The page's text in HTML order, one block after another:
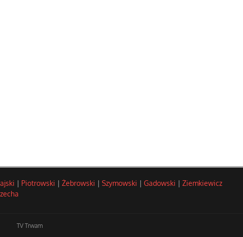
| Piotrowski | Żebrowski | Szymowski | Gadowski | Ziemkiewicz
TV Trwam